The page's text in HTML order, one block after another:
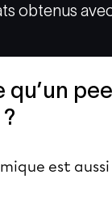
obtenus
qu’un
est